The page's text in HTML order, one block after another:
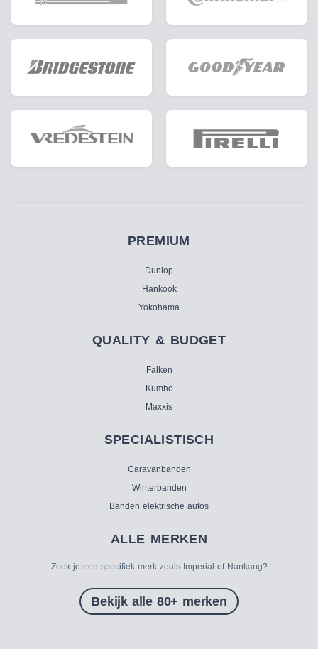
PREMIUM
Dunlop
Hankook
Yokohama
QUALITY & BUDGET
Falken
Kumho
Maxxis
SPECIALISTISCH
Caravanbanden
Winterbanden
Banden elektrische autos
ALLE MERKEN
Zoek je een specifiek merk zoals Imperial of Nankang?
Bekijk alle 80+ merken